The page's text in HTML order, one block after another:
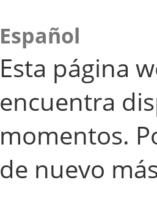
Español
Esta página
encuentra
momentos.
de nuevo